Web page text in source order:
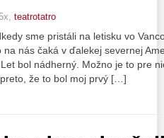
teatrotatro
sme pristáli na letisku vo
nás čaká v ďalekej severnej
bol nádherný. Možno je to pre
že to bol moj prvý […]